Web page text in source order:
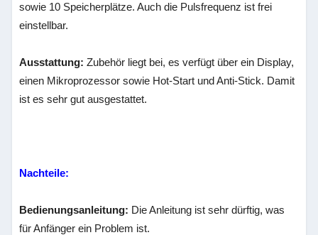
sowie 10 Speicherplätze. Auch die Pulsfrequenz ist frei
einstellbar.
Ausstattung: Zubehör liegt bei, es verfügt über ein Display,
einen Mikroprozessor sowie Hot-Start und Anti-Stick. Damit
ist es sehr gut ausgestattet.
Nachteile:
Bedienungsanleitung: Die Anleitung ist sehr dürftig, was
für Anfänger ein Problem ist.